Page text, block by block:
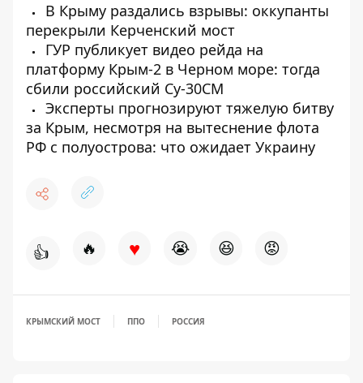
В Крыму раздались взрывы: оккупанты
перекрыли Керченский мост
ГУР публикует видео рейда на
платформу Крым-2 в Черном море: тогда
сбили российский Су-30СМ
Эксперты прогнозируют тяжелую битву
за Крым, несмотря на вытеснение флота
РФ с полуострова: что ожидает Украину
👍 🔥 ♥ 😭 😆 😡
КРЫМСКИЙ МОСТ ППО РОССИЯ